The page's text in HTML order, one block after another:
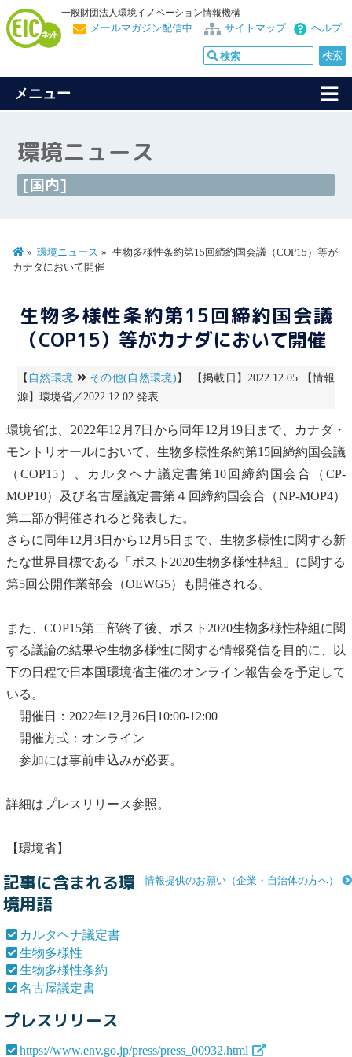
一般財団法人環境イノベーション情報機構
ヘルプ
サイトマップ
メールマガジン配信中
メニュー
環境ニュース
[国内]
環境ニュース
生物多様性条約第15回締約国会議（COP15）等が
カナダにおいて開催
生物多様性条約第15回締約国会議
（COP15）等がカナダにおいて開催
【 自然環境 その他(自然環境) 】 【掲載日】2022.12.05 【情報
源】環境省／2022.12.02 発表
環境省は、2022年12月7日から同年12月19日まで、カナダ・
モントリオールにおいて、 生物多様性条約第15回締約国会議
（COP15）、 カルタヘナ議定書第10回締約国会合（CP-
MOP10）及び名古屋議定書第４回締約国会合（NP-MOP4）
第二部が開催されると発表した。
さらに同年12月3日から12月5日まで、 生物多様性に関する新
たな世界目標である「ポスト2020生物多様性枠組」に関する
第5回公開作業部会（OEWG5）も開催される。
また、COP15第二部終了後、ポスト2020生物多様性枠組に関
する議論の結果や生物多様性に関する情報発信を目的に、以
下の日程で日本国環境省主催のオンライン報告会を予定して
いる。
開催日：2022年12月26日10:00-12:00
開催方式：オンライン
参加には事前申込みが必要。
詳細はプレスリリース参照。
【環境省】
情報提供のお願い（企業・自治体の方へ）
記事に含まれる環
境用語
カルタヘナ議定書
生物多様性
生物多様性条約
名古屋議定書
プレスリリース
https://www.env.go.jp/press/press_00932.html